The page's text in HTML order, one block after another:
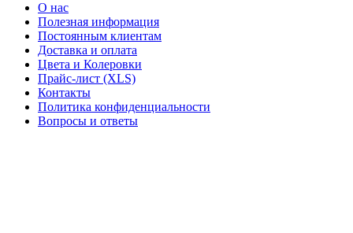
О нас
Полезная информация
Постоянным клиентам
Доставка и оплата
Цвета и Колеровки
Прайс-лист (XLS)
Контакты
Политика конфиденциальности
Вопросы и ответы